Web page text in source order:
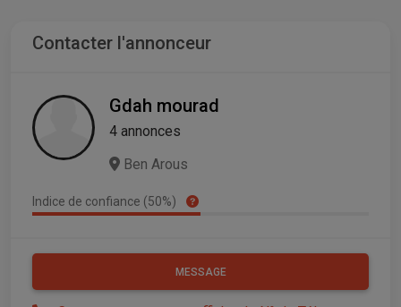
Contacter l'annonceur
Gdah mourad
4 annonces
Ben Arous
Indice de confiance (50%)
MESSAGE